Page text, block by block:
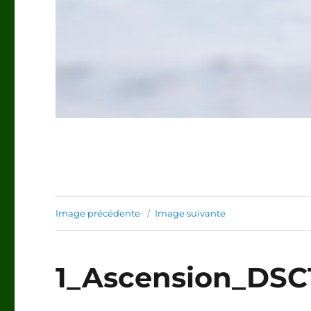
Image précédente Image suivante